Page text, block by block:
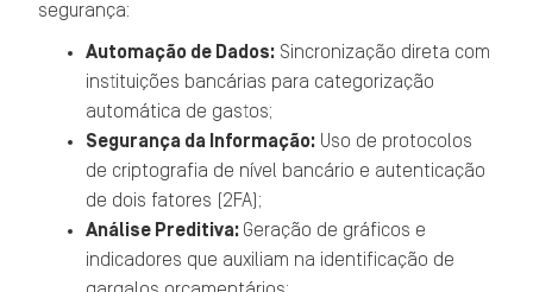
segurança:
Automação de Dados: Sincronização direta com
instituições bancárias para categorização
automática de gastos;
Segurança da Informação: Uso de protocolos
de criptografia de nível bancário e autenticação
de dois fatores (2FA);
Análise Preditiva: Geração de gráficos e
indicadores que auxiliam na identificação de